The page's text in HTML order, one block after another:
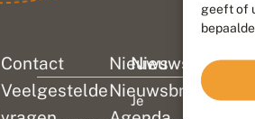
geeft of
Contact
Veelgestelde
Nieuws
Nieuwsbrief
Nieuwsbrief
Je